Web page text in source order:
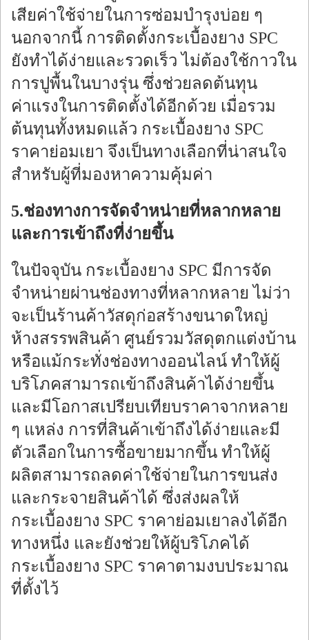
เสียค่าใช้จ่ายในการซ่อมบำรุงบ่อย ๆ
นอกจากนี้ การติดตั้งกระเบื้องยาง SPC
ยังทำได้ง่ายและรวดเร็ว ไม่ต้องใช้กาวใน
การปูพื้นในบางรุ่น ซึ่งช่วยลดต้นทุน
ค่าแรงในการติดตั้งได้อีกด้วย เมื่อรวม
ต้นทุนทั้งหมดแล้ว กระเบื้องยาง SPC
ราคาย่อมเยา จึงเป็นทางเลือกที่น่าสนใจ
สำหรับผู้ที่มองหาความคุ้มค่า
5.ช่องทางการจัดจำหน่ายที่หลากหลาย
และการเข้าถึงที่ง่ายขึ้น
ในปัจจุบัน กระเบื้องยาง SPC มีการจัด
จำหน่ายผ่านช่องทางที่หลากหลาย ไม่ว่า
จะเป็นร้านค้าวัสดุก่อสร้างขนาดใหญ่
ห้างสรรพสินค้า ศูนย์รวมวัสดุตกแต่งบ้าน
หรือแม้กระทั่งช่องทางออนไลน์ ทำให้ผู้
บริโภคสามารถเข้าถึงสินค้าได้ง่ายขึ้น
และมีโอกาสเปรียบเทียบราคาจากหลาย
ๆ แหล่ง การที่สินค้าเข้าถึงได้ง่ายและมี
ตัวเลือกในการซื้อขายมากขึ้น ทำให้ผู้
ผลิตสามารถลดค่าใช้จ่ายในการขนส่ง
และกระจายสินค้าได้ ซึ่งส่งผลให้
กระเบื้องยาง SPC ราคาย่อมเยาลงได้อีก
ทางหนึ่ง และยังช่วยให้ผู้บริโภคได้
กระเบื้องยาง SPC ราคาตามงบประมาณ
ที่ตั้งไว้